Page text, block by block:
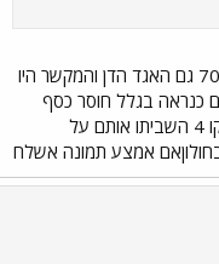
בכל הארץ בשנות ה 50 60 ובתחילת ה70 גם האגד הדן והמקשר היו
כנראה בגלל חוסר כסף
לפרנס 2 עובדים וכך גם בדן בקו 5 וג בקו 4 השביתו אותם על